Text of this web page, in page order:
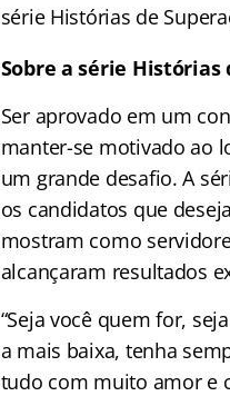
série Histórias de
Sobre a série Histórias
Ser aprovado em um
manter-se motivado ao
um grande desafio. A
os candidatos que
mostram como
alcançaram resultados
“Seja você quem for,
a mais baixa, tenha
tudo com muito amor e